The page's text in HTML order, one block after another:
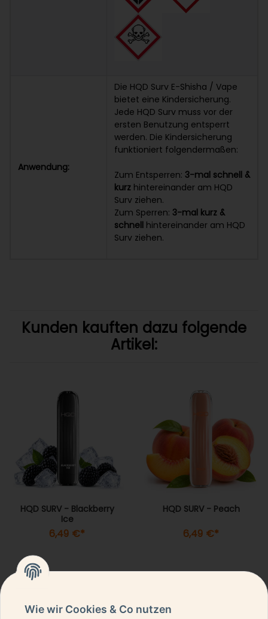
Anwendung:
Die HQD Surv E-Shisha / Vape
bietet eine Kindersicherung.
Jede HQD Surv muss vor der
ersten Benutzung entsperrt
werden. Die Kindersicherung
funktioniert folgendermaßen:
Zum Entsperren: 3-mal schnell &
kurz hintereinander am HQD
Surv ziehen.
Zum Sperren: 3-mal kurz &
schnell hintereinander am HQD
Surv ziehen.
Kunden kauften dazu folgende
Artikel:
HQD SURV - Blackberry
Ice
6,49 €*
HQD SURV - Peach
6,49 €*
Wie wir Cookies & Co nutzen